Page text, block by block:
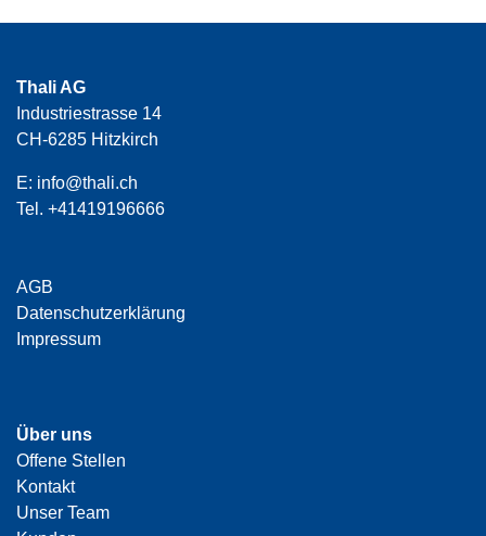
Thali AG
Industriestrasse 14
CH-6285 Hitzkirch
E: info@thali.ch
Tel. +41419196666
AGB
Datenschutzerklärung
Impressum
Über uns
Offene Stellen
Kontakt
Unser Team